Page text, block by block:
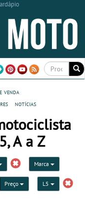
venda
notícias
A a Z
Marca
Preço L5